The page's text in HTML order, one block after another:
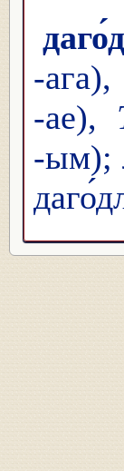
-
-ае),
-ым);